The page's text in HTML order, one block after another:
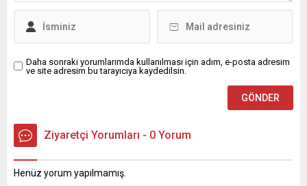
Daha sonraki yorumlarımda kullanılması için adım, e-posta adresim
ve site adresim bu tarayıcıya kaydedilsin.
Ziyaretçi Yorumları - 0 Yorum
Henüz yorum yapılmamış.